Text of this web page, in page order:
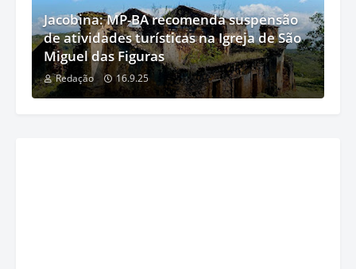
Jacobina: MP-BA recomenda suspensão
de atividades turísticas na Igreja de São
Miguel das Figuras
Redação 16.9.25